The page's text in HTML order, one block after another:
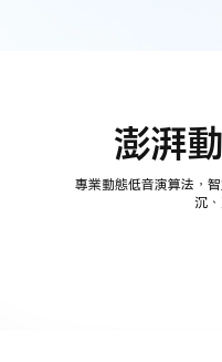
澎湃
專業動態低音演算法，
沉